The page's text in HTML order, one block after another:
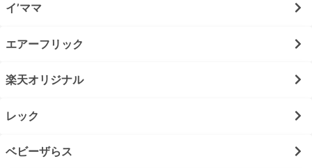
イ’ママ
エアーフリック
楽天オリジナル
レック
ベビーザらス